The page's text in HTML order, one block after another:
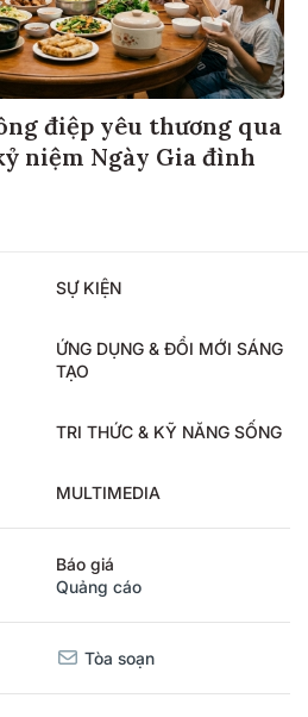
điệp yêu thương qua
niệm Ngày Gia đình
SỰ KIỆN
ỨNG DỤNG & ĐỔI MỚI SÁNG
TẠO
TRI THỨC & KỸ NĂNG SỐNG
MULTIMEDIA
Báo giá
Quảng cáo
Tòa soạn